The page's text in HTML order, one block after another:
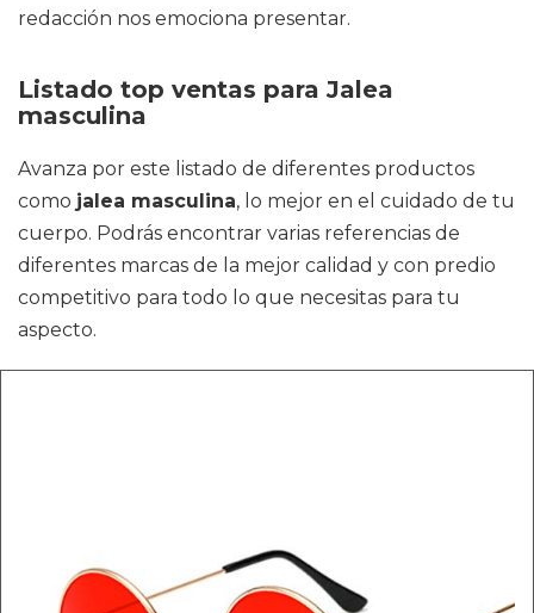
redacción nos emociona presentar.
Listado top ventas para Jalea
masculina
Avanza por este listado de diferentes productos
como jalea masculina, lo mejor en el cuidado de tu
cuerpo. Podrás encontrar varias referencias de
diferentes marcas de la mejor calidad y con predio
competitivo para todo lo que necesitas para tu
aspecto.